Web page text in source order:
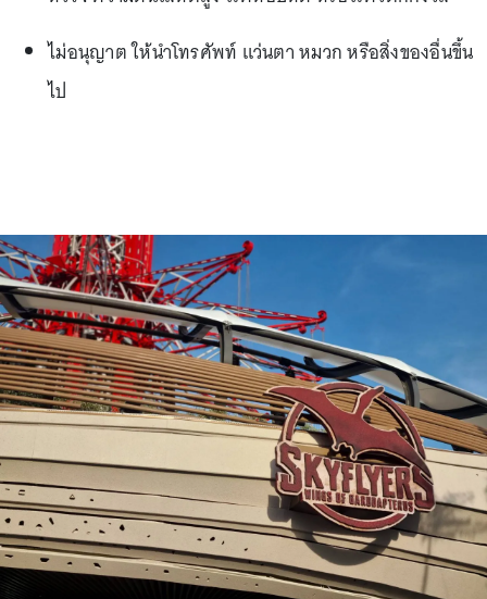
ไม่อนุญาต ให้นำโทรศัพท์ แว่นตา หมวก หรือสิ่งของอื่นขึ้น
ไป